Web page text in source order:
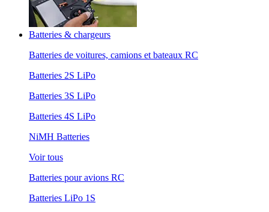
Batteries & chargeurs
Batteries de voitures, camions et bateaux RC
Batteries 2S LiPo
Batteries 3S LiPo
Batteries 4S LiPo
NiMH Batteries
Voir tous
Batteries pour avions RC
Batteries LiPo 1S